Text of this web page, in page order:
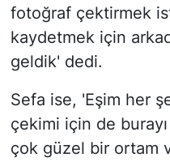
fotoğraf çektirmek
kaydetmek için
geldik' dedi.
Sefa ise, 'Eşim her
çekimi için de
çok güzel bir ortam